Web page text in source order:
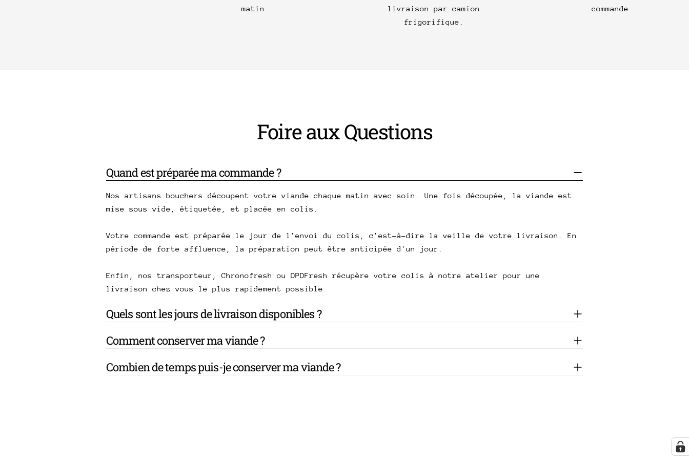
matin.
livraison par camion
frigorifique.
commande.
Foire aux Questions
Quand est préparée ma commande ?
Nos artisans bouchers découpent votre viande chaque matin avec soin. Une fois découpée, la viande est
mise sous vide, étiquetée, et placée en colis.
Votre commande est préparée le jour de l'envoi du colis, c'est-à-dire la veille de votre livraison. En
période de forte affluence, la préparation peut être anticipée d'un jour.
Enfin, nos transporteur, Chronofresh ou DPDFresh récupère votre colis à notre atelier pour une
livraison chez vous le plus rapidement possible
Quels sont les jours de livraison disponibles ?
Comment conserver ma viande ?
Combien de temps puis-je conserver ma viande ?